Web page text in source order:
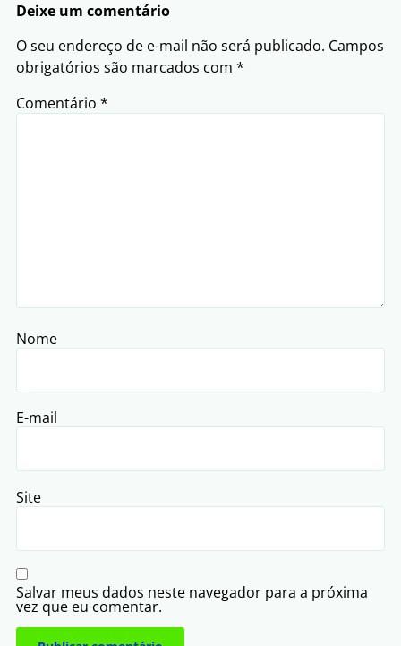
Deixe um comentário
O seu endereço de e-mail não será publicado. Campos
obrigatórios são marcados com *
Comentário *
Nome
E-mail
Site
Salvar meus dados neste navegador para a próxima
vez que eu comentar.